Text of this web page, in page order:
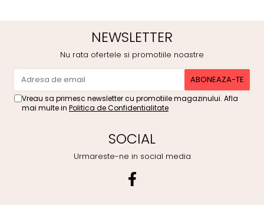
NEWSLETTER
Nu rata ofertele si promotiile noastre
Vreau sa primesc newsletter cu promotiile magazinului. Afla
mai multe in Politica de Confidentialitate
SOCIAL
Urmareste-ne in social media